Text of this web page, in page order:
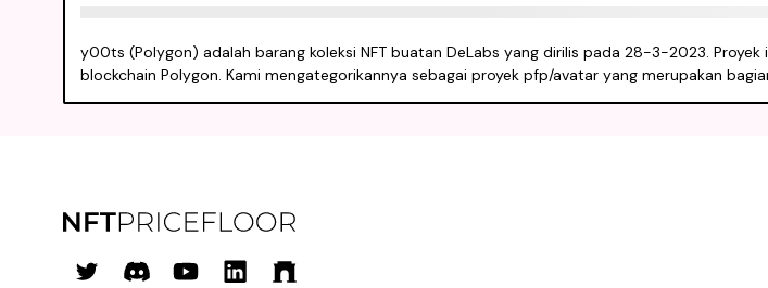
y00ts (Polygon) adalah barang koleksi NFT buatan DeLabs yang dirilis pada 28-3-2023.
blockchain Polygon. Kami mengategorikannya sebagai proyek pfp/avatar yang merupakan